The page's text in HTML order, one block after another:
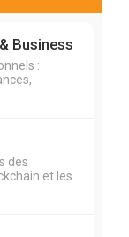
Business
:
des
et les